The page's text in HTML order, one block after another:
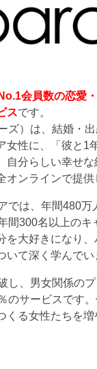
会員数の恋愛
スです。
ズ）は、結婚・
女性に、「彼と1
自分らしい幸せ
オンラインで提供
では、年間480万
間300名以上のキ
を大好きになり
て深く学んでい
し、男女関係の
のサービスです
くる女性たちを増